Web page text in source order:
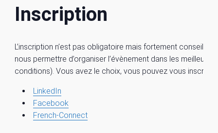
Inscription
L’inscription n’est pas obligatoire mais fortement conseillé
nous permettre d’organiser l’évènement dans les meilleures
conditions). Vous avez le choix, vous pouvez vous inscrire
LinkedIn
Facebook
French-Connect